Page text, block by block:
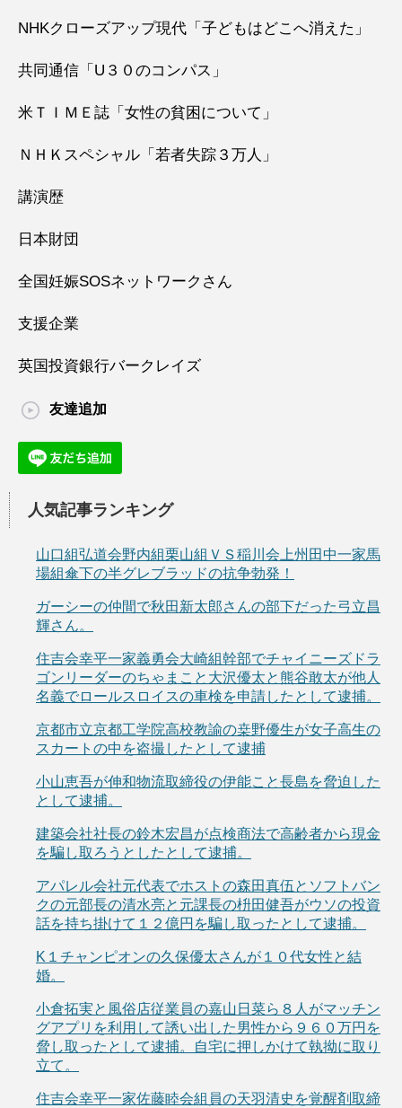
NHKクローズアップ現代「子どもはどこへ消えた」
共同通信「U３０のコンパス」
米ＴＩＭＥ誌「女性の貧困について」
ＮＨＫスペシャル「若者失踪３万人」
講演歴
日本財団
全国妊娠SOSネットワークさん
支援企業
英国投資銀行バークレイズ
友達追加
人気記事ランキング
山口組弘道会野内組栗山組ＶＳ稲川会上州田中一家馬
場組傘下の半グレブラッドの抗争勃発！
ガーシーの仲間で秋田新太郎さんの部下だった弓立昌
輝さん。
住吉会幸平一家義勇会大崎組幹部でチャイニーズドラ
ゴンリーダーのちゃまこと大沢優太と熊谷敢太が他人
名義でロールスロイスの車検を申請したとして逮捕。
京都市立京都工学院高校教諭の桒野優生が女子高生の
スカートの中を盗撮したとして逮捕
小山恵吾が伸和物流取締役の伊能こと長島を脅迫した
として逮捕。
建築会社社長の鈴木宏昌が点検商法で高齢者から現金
を騙し取ろうとしたとして逮捕。
アパレル会社元代表でホストの森田真伍とソフトバン
クの元部長の清水亮と元課長の枡田健吾がウソの投資
話を持ち掛けて１２億円を騙し取ったとして逮捕。
K１チャンピオンの久保優太さんが１０代女性と結
婚。
小倉拓実と風俗店従業員の嘉山日菜ら８人がマッチン
グアプリを利用して誘い出した男性から９６０万円を
脅し取ったとして逮捕。自宅に押しかけて執拗に取り
立て。
住吉会幸平一家佐藤睦会組員の天羽清史を覚醒剤取締